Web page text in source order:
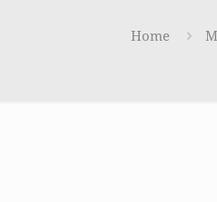
Home